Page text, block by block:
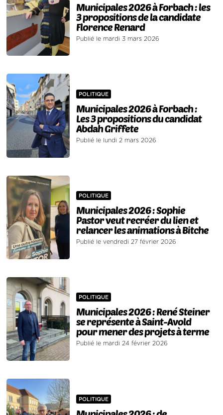
Municipales 2026 à Forbach : les
3 propositions de la candidate
Florence Renard
Publié le mardi 3 mars 2026
POLITIQUE
Municipales 2026 à Forbach :
Les 3 propositions du candidat
Abdah Griffete
Publié le lundi 2 mars 2026
POLITIQUE
Municipales 2026 : Sophie
Pastor veut recréer du lien et
relancer les animations à Bitche
Publié le vendredi 27 février 2026
POLITIQUE
Municipales 2026 : René Steiner
se représente à Saint-Avold
pour mener des projets à terme
Publié le mardi 24 février 2026
POLITIQUE